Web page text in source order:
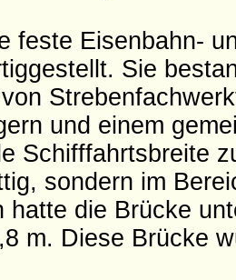
feste Eisenbahn-
Sie
und einem
Schifffahrtsbreite
sondern im
hatte die Brücke
m. Diese Brücke